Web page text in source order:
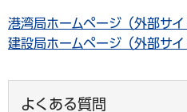
港湾局ホームページ（外部サイ
建設局ホームページ（外部サイ
よくある質問